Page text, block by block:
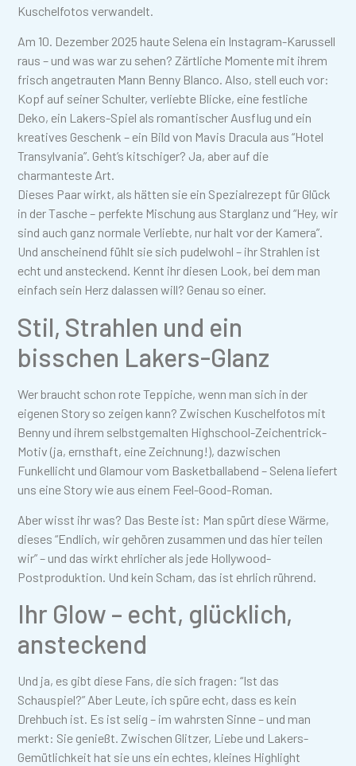
Kuschelfotos verwandelt.
Am 10. Dezember 2025 haute Selena ein Instagram-Karussell
raus – und was war zu sehen? Zärtliche Momente mit ihrem
frisch angetrauten Mann Benny Blanco. Also, stell euch vor:
Kopf auf seiner Schulter, verliebte Blicke, eine festliche
Deko, ein Lakers-Spiel als romantischer Ausflug und ein
kreatives Geschenk – ein Bild von Mavis Dracula aus “Hotel
Transylvania”. Geht’s kitschiger? Ja, aber auf die
charmanteste Art.
Dieses Paar wirkt, als hätten sie ein Spezialrezept für Glück
in der Tasche – perfekte Mischung aus Starglanz und “Hey, wir
sind auch ganz normale Verliebte, nur halt vor der Kamera”.
Und anscheinend fühlt sie sich pudelwohl – ihr Strahlen ist
echt und ansteckend. Kennt ihr diesen Look, bei dem man
einfach sein Herz dalassen will? Genau so einer.
Stil, Strahlen und ein
bisschen Lakers-Glanz
Wer braucht schon rote Teppiche, wenn man sich in der
eigenen Story so zeigen kann? Zwischen Kuschelfotos mit
Benny und ihrem selbstgemalten Highschool-Zeichentrick-
Motiv (ja, ernsthaft, eine Zeichnung!), dazwischen
Funkellicht und Glamour vom Basketballabend – Selena liefert
uns eine Story wie aus einem Feel-Good-Roman.
Aber wisst ihr was? Das Beste ist: Man spürt diese Wärme,
dieses “Endlich, wir gehören zusammen und das hier teilen
wir” – und das wirkt ehrlicher als jede Hollywood-
Postproduktion. Und kein Scham, das ist ehrlich rührend.
Ihr Glow – echt, glücklich,
ansteckend
Und ja, es gibt diese Fans, die sich fragen: “Ist das
Schauspiel?” Aber Leute, ich spüre echt, dass es kein
Drehbuch ist. Es ist selig – im wahrsten Sinne – und man
merkt: Sie genießt. Zwischen Glitzer, Liebe und Lakers-
Gemütlichkeit hat sie uns ein echtes, kleines Highlight